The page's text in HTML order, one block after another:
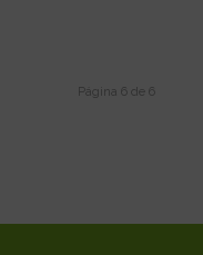
Página 6 de 6